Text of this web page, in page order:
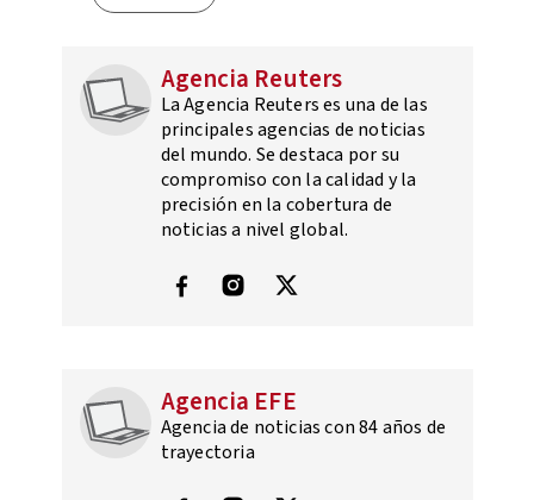
Agencia Reuters
La Agencia Reuters es una de las
principales agencias de noticias
del mundo. Se destaca por su
compromiso con la calidad y la
precisión en la cobertura de
noticias a nivel global.
Agencia EFE
Agencia de noticias con 84 años de
trayectoria